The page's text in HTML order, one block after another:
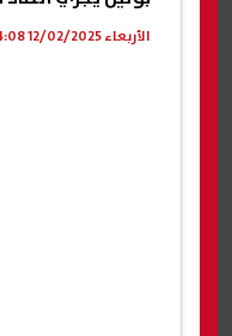
الأربعاء 12/02/2025 04:08 م